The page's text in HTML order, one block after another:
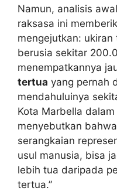
Namun, analisis
raksasa ini
mengejutkan:
berusia sekitar
menempatkannya
tertua yang pernah
mendahuluinya
Kota Marbella
menyebutkan
serangkaian
usul manusia, bisa
lebih tua daripada
tertua.”